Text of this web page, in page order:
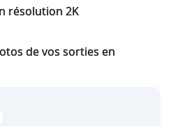
résolution 2K
de vos sorties en